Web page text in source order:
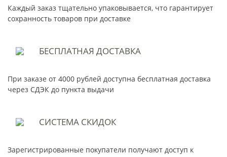
Каждый заказ тщательно упаковывается, что гарантирует
сохранность товаров при доставке
БЕСПЛАТНАЯ ДОСТАВКА
При заказе от 4000 рублей доступна бесплатная доставка
через СДЭК до пункта выдачи
СИСТЕМА СКИДОК
Зарегистрированные покупатели получают доступ к